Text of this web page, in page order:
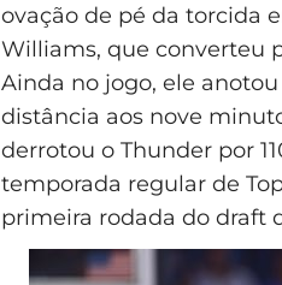
ovação de pé da torcida
Williams, que converteu
Ainda no jogo, ele
distância aos nove
derrotou o Thunder por
temporada regular de
primeira rodada do draft